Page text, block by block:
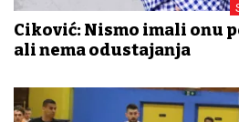
Ciković: Nismo imali onu
ali nema odustajanja